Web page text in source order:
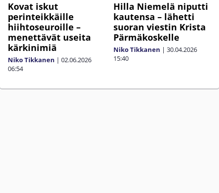
Kovat iskut
perinteikkäille
hiihtoseuroille –
menettävät useita
kärkinimiä
Niko Tikkanen | 02.06.2026
06:54
Hilla Niemelä niputti
kautensa – lähetti
suoran viestin Krista
Pärmäkoskelle
Niko Tikkanen | 30.04.2026
15:40